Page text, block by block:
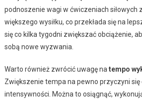
podnoszenie wagi w ćwiczeniach siłowych
większego wysiłku, co przekłada się na
się co kilka tygodni zwiększać obciążenie,
sobą nowe wyzwania.
Warto również zwrócić uwagę natempo
Zwiększenie tempa na pewno przyczyni się
intensywności. Można to osiągnąć,